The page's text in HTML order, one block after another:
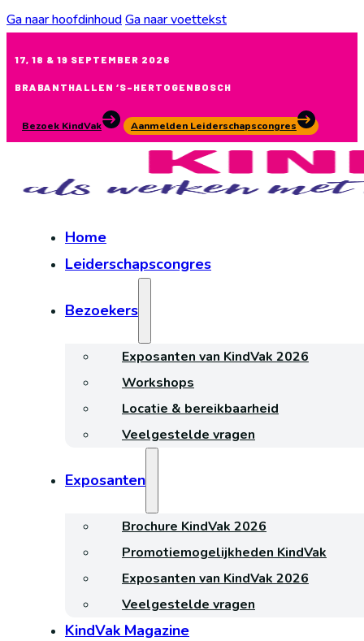
Ga naar hoofdinhoudGa naar voettekst
17, 18 & 19 SEPTEMBER 2026
BRABANTHALLEN ‘S-HERTOGENBOSCH
Bezoek KindVak Aanmelden Leiderschapscongres
Home
Leiderschapscongres
Bezoekers
Exposanten van KindVak 2026
Workshops
Locatie & bereikbaarheid
Veelgestelde vragen
Exposanten
Brochure KindVak 2026
Promotiemogelijkheden KindVak
Exposanten van KindVak 2026
Veelgestelde vragen
KindVak Magazine